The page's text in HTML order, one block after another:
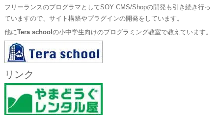
フリーランスのプログラマとしてSOY CMS/Shopの開発も引き続き行っ
ていますので、サイト構築やプラグインの開発をしています。
他にTera school の小中学生向けのプログラミング教室で教えています。
リンク